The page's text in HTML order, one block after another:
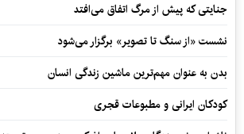
جنایتی که پیش از مرگ اتفاق می‌افتد
نشست «از سنگ تا تصویر» برگزار می‌شود
بدن به عنوان مهم‌ترین ماشین زندگی انسان
کودکان ایرانی و مطبوعات قجری